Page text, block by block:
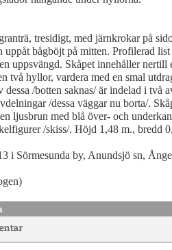
tresidigt, med järnkrokar på
uppåt bågböjt på mitten. Profilerad
uppsvängd. Skåpet innehåller nertill
två hyllor, vardera med en smal
dessa /botten saknas/ är indelad i två
/dessa väggar nu borta/.
ljusbrun med blå över- och
/skiss/. Höjd 1,48 m., bredd
i Sörmesunda by, Anundsjö sn,